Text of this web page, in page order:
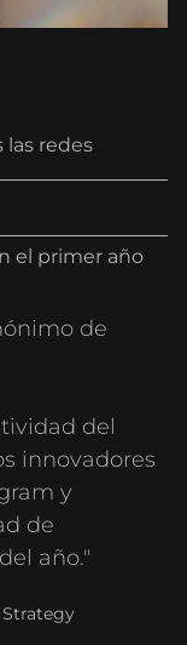
redes
el primer año
de
del
innovadores
y
de
año."